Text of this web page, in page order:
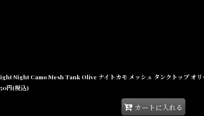
円(税込)
カートに入れる